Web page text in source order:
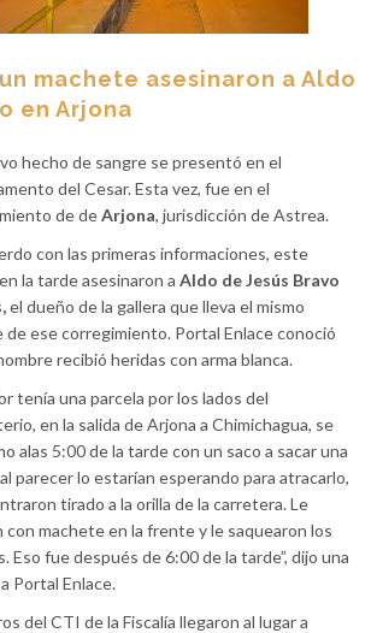
machete asesinaron a Aldo
en Arjona
hecho de sangre se presentó en el
del Cesar. Esta vez, fue en el
de deArjona, jurisdicción de Astrea.
con las primeras informaciones, este
la tarde asesinaron a Aldo de Jesús Bravo
el dueño de la gallera que lleva el mismo
de ese corregimiento. Portal Enlace conoció
recibió heridas con arma blanca.
tenía una parcela por los lados del
en la salida de Arjona a Chimichagua, se
alas 5:00 de la tarde con un saco a sacar una
parecer lo estarían esperando para atracarlo,
tirado a la orilla de la carretera. Le
con machete en la frente y le saquearon los
Eso fue después de 6:00 de la tarde”, dijo una
Portal Enlace.
del CTI de la Fiscalía llegaron al lugar a